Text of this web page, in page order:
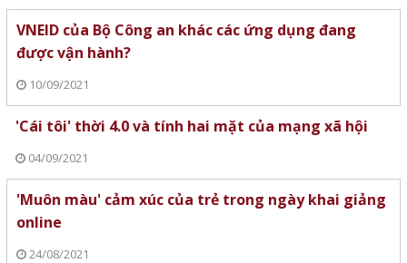
VNEID của Bộ Công an khác các ứng dụng đang
được vận hành?
10/09/2021
'Cái tôi' thời 4.0 và tính hai mặt của mạng xã hội
04/09/2021
'Muôn màu' cảm xúc của trẻ trong ngày khai giảng
online
24/08/2021